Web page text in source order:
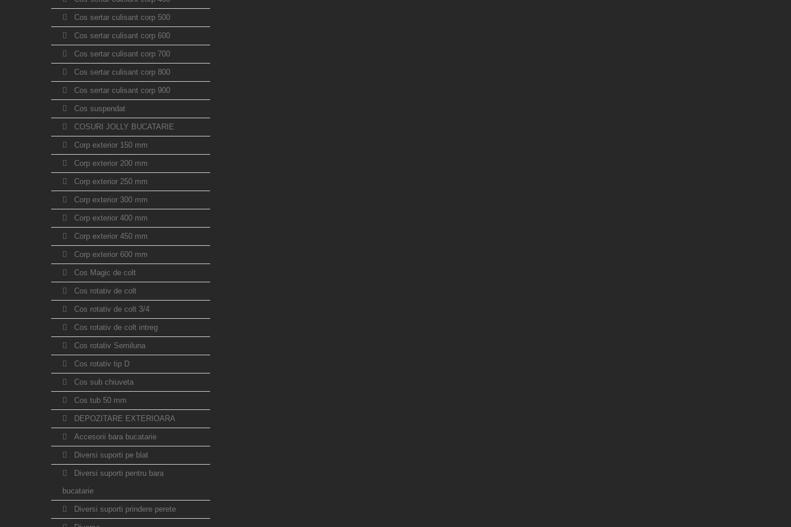
Cos sertar culisant corp 500
Cos sertar culisant corp 600
Cos sertar culisant corp 700
Cos sertar culisant corp 800
Cos sertar culisant corp 900
Cos suspendat
COSURI JOLLY BUCATARIE
Corp exterior 150 mm
Corp exterior 200 mm
Corp exterior 250 mm
Corp exterior 300 mm
Corp exterior 400 mm
Corp exterior 450 mm
Corp exterior 600 mm
Cos Magic de colt
Cos rotativ de colt
Cos rotativ de colt 3/4
Cos rotativ de colt intreg
Cos rotativ Semiluna
Cos rotativ tip D
Cos sub chiuveta
Cos tub 50 mm
DEPOZITARE EXTERIOARA
Accesorii bara bucatarie
Diversi suporti pe blat
Diversi suporti pentru bara
bucatarie
Diversi suporti prindere perete